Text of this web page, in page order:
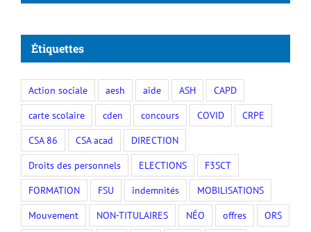
Étiquettes
Action sociale aesh aide ASH
CAPD
carte scolaire
cden concours COVID
CRPE
CSA 86
CSA acad
DIRECTION
Droits des personnels
ELECTIONS
F3SCT
FORMATION
FSU indemnités
MOBILISATIONS
Mouvement
NON-TITULAIRES NÉO offres
ORS